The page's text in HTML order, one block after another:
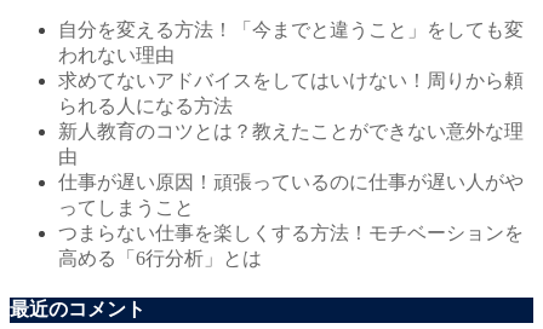
自分を変える方法！「今までと違うこと」をしても変
われない理由
求めてないアドバイスをしてはいけない！周りから頼
られる人になる方法
新人教育のコツとは？教えたことができない意外な理
由
仕事が遅い原因！頑張っているのに仕事が遅い人がや
ってしまうこと
つまらない仕事を楽しくする方法！モチベーションを
高める「6行分析」とは
最近のコメント